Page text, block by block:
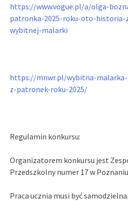
https://www.vogue.pl/a/olga-
patronka-2025-roku-oto-historia-
wybitnej-malarki
https://mnwr.pl/wybitna-
z-patronek-roku-2025/
Regulamin konkursu:
Organizatorem konkursu jest
Przedszkolny numer 17 w
Praca ucznia musi być samodzielna.